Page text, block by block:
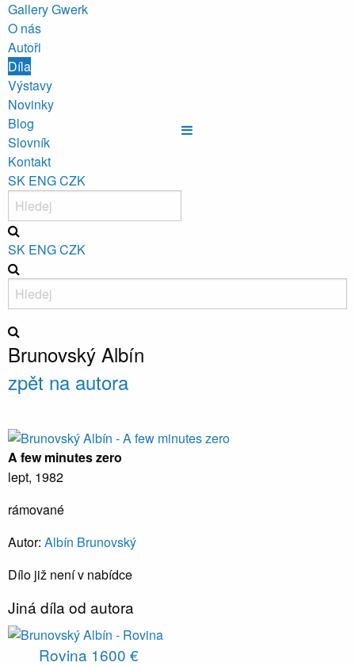
Gallery Gwerk
O nás
Autoři
Díla
Výstavy
Novinky
Blog
Slovník
Kontakt
SK ENGCZK
SK ENGCZK
Brunovský Albín
zpět na autora
A few minutes zero
lept, 1982
rámované
Autor: Albín Brunovský
Dílo již není v nabídce
Jiná díla od autora
Rovina 1600 €